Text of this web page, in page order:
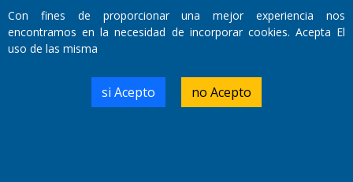
Propietario: El Diario SRL
Director Periodístico:
Walter René Goñi
Domicilio Legal: José Ingenieros 855,
Santa Rosa, La Pampa.
Con fines de proporcionar una mejor experiencia nos
encontramos en la necesidad de incorporar cookies. Acepta El
uso de las misma
si Acepto no Acepto